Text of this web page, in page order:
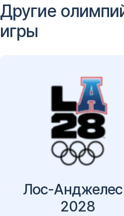
Другие
игры
Лос-
2028